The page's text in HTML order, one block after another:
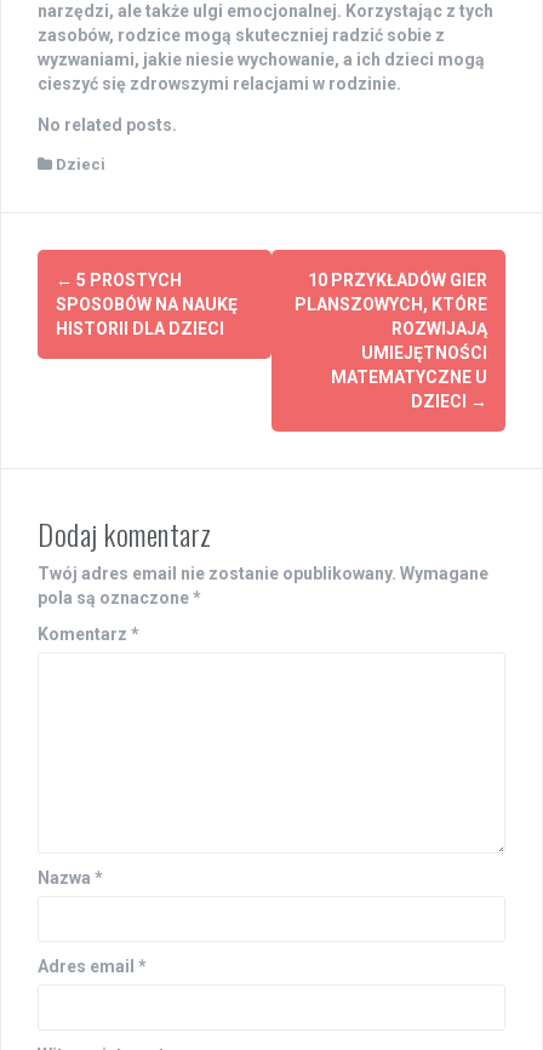
narzędzi, ale także ulgi emocjonalnej. Korzystając z tych
zasobów, rodzice mogą skuteczniej radzić sobie z
wyzwaniami, jakie niesie wychowanie, a ich dzieci mogą
cieszyć się zdrowszymi relacjami w rodzinie.
No related posts.
Dzieci
Post
navigation
← 5 PROSTYCH
SPOSOBÓW NA NAUKĘ
HISTORII DLA DZIECI
10 PRZYKŁADÓW GIER
PLANSZOWYCH, KTÓRE
ROZWIJAJĄ
UMIEJĘTNOŚCI
MATEMATYCZNE U
DZIECI
→
Dodaj komentarz
Twój adres email nie zostanie opublikowany. Wymagane
pola są oznaczone*
Komentarz *
Nazwa *
Adres email *